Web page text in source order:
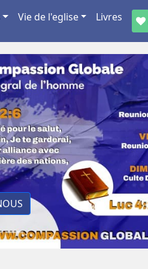
Vie de l'eglise Livres